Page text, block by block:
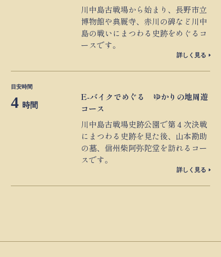
川中島古戦場から始まり、長野市立
博物館や典厩寺、赤川の碑など川中
島の戦いにまつわる史跡をめぐるコ
ースです。
詳しく見る
目安時間
4 時間
E-バイクでめぐる ゆかりの地周遊
コース
川中島古戦場史跡公園で第４次決戦
にまつわる史跡を見た後、山本勘助
の墓、信州柴阿弥陀堂を訪れるコー
スです。
詳しく見る